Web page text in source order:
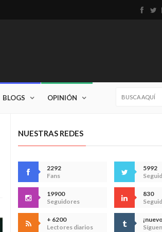
BLOGS OPINIÓN
NUESTRAS REDES
2292
Fans
5992
19900
Seguidores
830
+ 6200
Lectores diarios